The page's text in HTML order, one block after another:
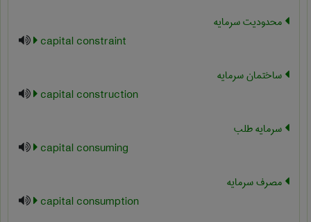
محدودیت سرمایه
capital constraint
ساختمان سرمایه
capital construction
سرمایه طلب
capital consuming
مصرف سرمایه
capital consumption